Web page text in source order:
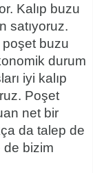
Kalıp buzu
satıyoruz.
poşet buzu
durum
iyi kalıp
Poşet
net bir
da talep de
de bizim